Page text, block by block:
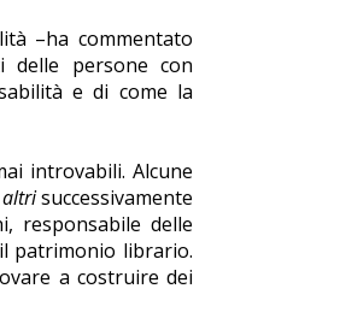
–ha commentato
delle persone con
e di come la
introvabili. Alcune
altrisuccessivamente
responsabile delle
patrimonio librario.
a costruire dei